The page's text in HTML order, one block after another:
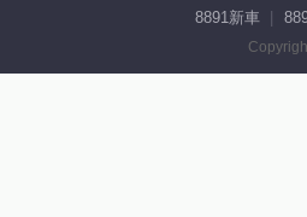
8891新車